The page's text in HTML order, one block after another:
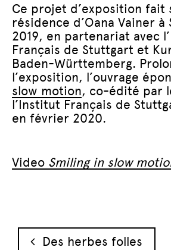
Ce projet d’exposition fait
résidence d’Oana Vainer
2019, en partenariat avec
Français de Stuttgart et
Baden-Württemberg.
l’exposition, l’ouvrage
slow motion, co-édité par
l’Institut Français de
en février 2020.
Video Smiling in slow
Navigation des
Des herbes folles